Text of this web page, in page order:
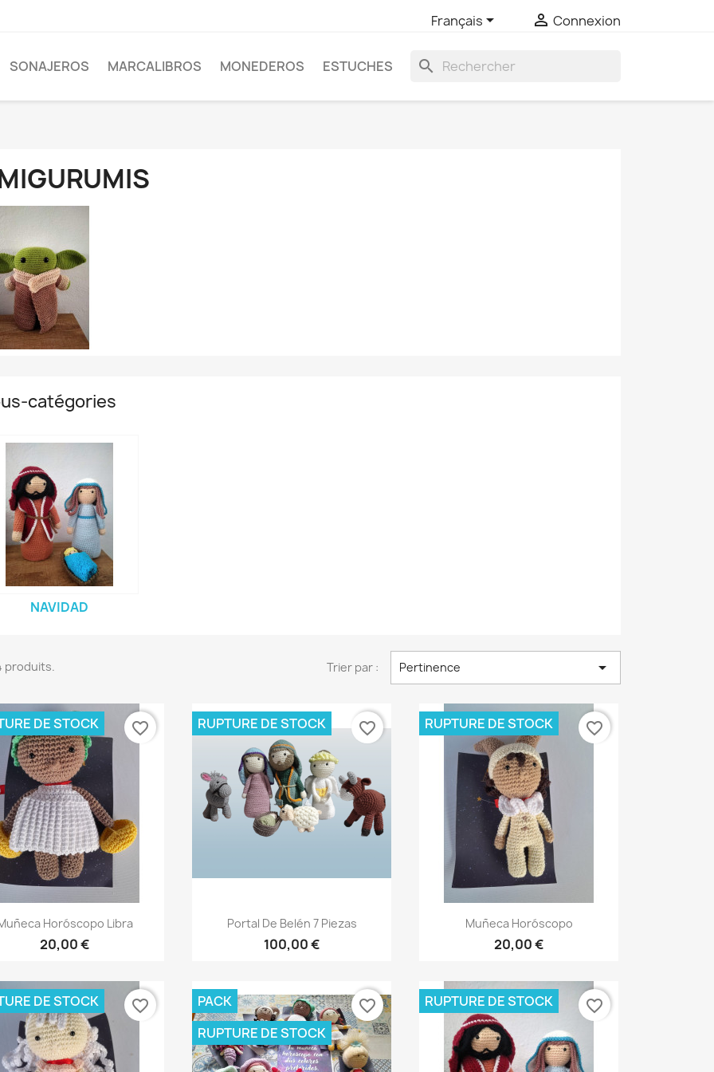
Français  Connexion
SONAJEROS MARCALIBROS MONEDEROS ESTUCHES search
catégories
NAVIDAD
produits. Trier par : Pertinence 
Aperçu rapide
Horóscopo Libra
20,00 €
DE STOCK favorite_border
Aperçu rapide
Portal De Belén 7 Piezas
100,00 €
RUPTURE DE STOCK favorite_border
Aperçu rapide
Muñeca Horóscopo
20,00 €
RUPTURE DE STOCK favorite_border
DE STOCK favorite_border
PACK
RUPTURE DE STOCK
favorite_border RUPTURE DE STOCK favorite_border